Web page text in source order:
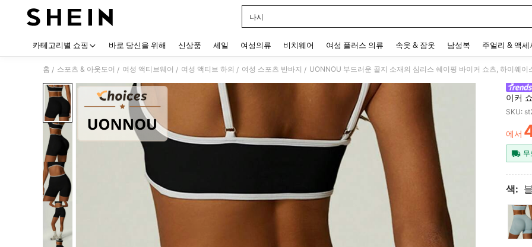
나시
카테고리별 쇼핑 바로 당신을 위해 신상품 세일 여성의류 비치웨어 여성 플러스 의류 속옷 & 잠옷 남성복 주얼리 & 액세
홈 / 스포츠 & 아웃도어 / 여성 액티브웨어 / 여성 액티브 하의 / 여성 스포츠 반바지 / UONNOU 부드러운 골지 소재의 심리스 쉐이핑 바이커 쇼츠, 하이웨
이커
트레
SKU:
에서
무
색: